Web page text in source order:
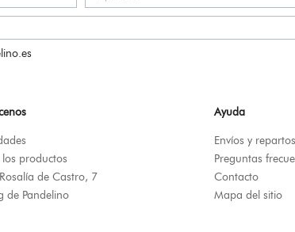
los productos
de Castro, 7
de Pandelino
Ayuda
Envíos y repartos
Preguntas
Contacto
Mapa del sitio